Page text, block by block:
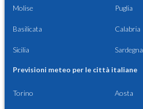
Molise Puglia
Basilicata Calabria
Sicilia Sardegna
Previsioni meteo per le città italiane
Torino Aosta